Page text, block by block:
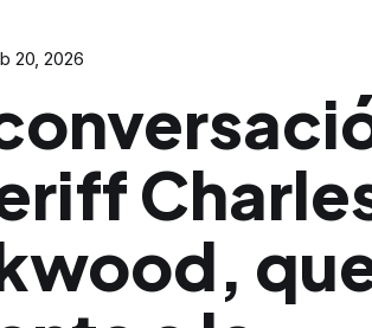
20, 2026